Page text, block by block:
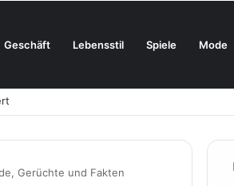
Geschäft Lebensstil Spiele Mode
Gerüchte und Fakten